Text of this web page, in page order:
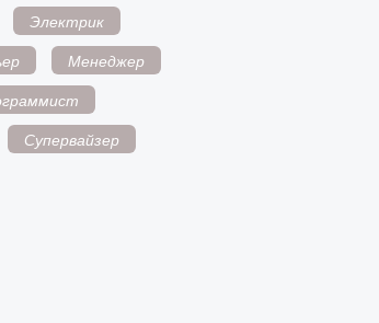
Электрик
Менеджер
Супервайзер